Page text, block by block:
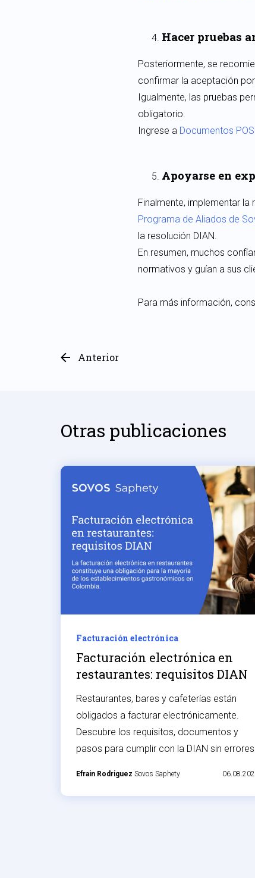
Hacer pruebas
Posteriormente, se
confirmar la aceptación por
Igualmente, las pruebas
obligatorio.
Ingrese a Documentos
Apoyarse en
Finalmente, implementar
Programa de Aliados de
la resolución DIAN.
En resumen, muchos
normativos y guían a sus
Para más información,
Anterior
Otras publicaciones
Facturación electrónica
Facturación electrónica en
restaurantes: requisitos DIAN
Restaurantes, bares y cafeterías están
obligados a facturar electrónicamente.
Descubre los requisitos, documentos y
pasos para cumplir con la DIAN sin errores.
Efrain Rodriguez Sovos Saphety